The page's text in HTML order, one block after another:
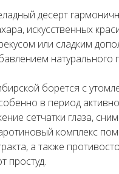
десерт
искусственных
или сладким
борется с
в период
сетчатки глаза,
комплекс
а также
простуд.